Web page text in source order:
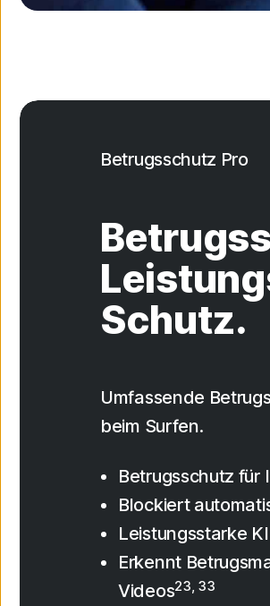
Betrugsschutz Pro
Schutz.
Umfassende
beim Surfen.
Betrugsschutz für
Blockiert
Leistungsstarke
Erkennt
Videos23, 33